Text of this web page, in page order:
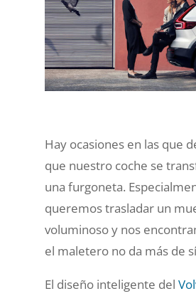
Hay ocasiones en las que
que nuestro coche se
una furgoneta.
queremos trasladar un
voluminoso y nos
el maletero no da más de
El diseño inteligente del